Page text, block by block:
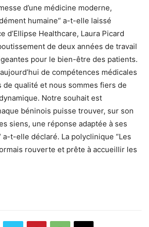
d’une médicine moderne,
humaine“ a-t-elle laissé
d’Ellipse Healthcare, Laura Picard
de deux années de travail
pour le bien-être des patients.
de compétences médicales
de qualité et nous sommes fiers de
Notre souhait est
béninois puisse trouver, sur son
siens, une réponse adaptée à ses
a-t-elle déclaré. La polyclinique “Les
rouverte et prête à accueillir les